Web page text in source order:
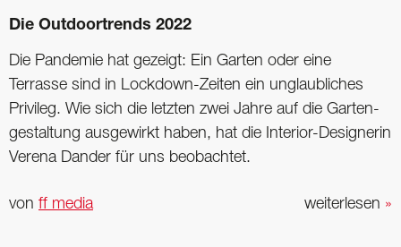
Die ­Outdoortrends 2022
Die Pandemie hat gezeigt: Ein Garten oder eine
Terrasse sind in Lockdown-Zeiten ein unglaubliches
Privileg. Wie sich die letzten zwei Jahre auf die Garten­
gestaltung ausgewirkt haben, hat die Interior-Designerin
Verena ­Dander für uns beobachtet.
weiterlesen »
von ff media